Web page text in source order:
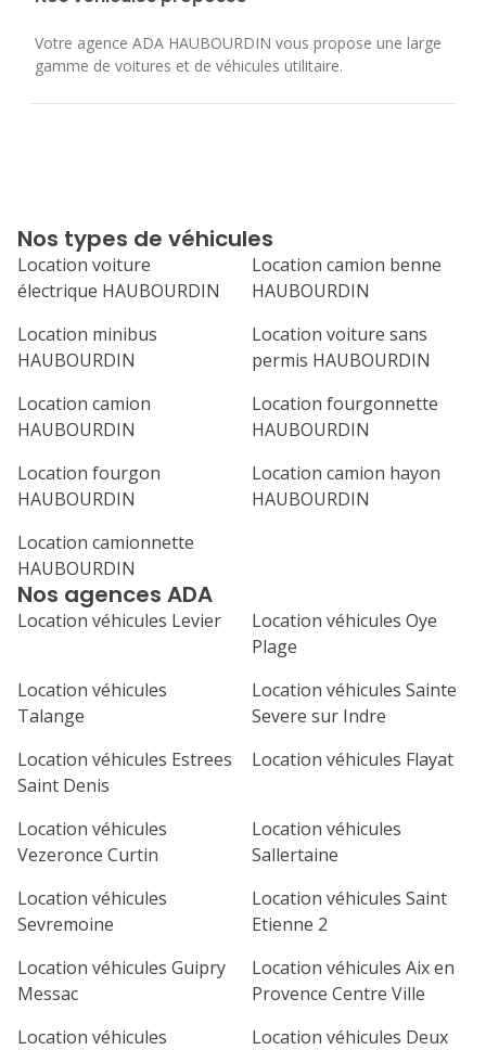
Votre agence ADA HAUBOURDIN vous propose une large
gamme de voitures et de véhicules utilitaire.
Nos agences ADA
Location véhicules Levier
Location véhicules Oye
Plage
Location véhicules
Talange
Location véhicules Sainte
Severe sur Indre
Location véhicules Estrees
Saint Denis
Location véhicules Flayat
Location véhicules
Vezeronce Curtin
Location véhicules
Sallertaine
Location véhicules
Sevremoine
Location véhicules Saint
Etienne 2
Location véhicules Guipry
Messac
Location véhicules Aix en
Provence Centre Ville
Location véhicules
Location véhicules Deux
Nos types de véhicules
Location voiture
électrique HAUBOURDIN
Location camion benne
HAUBOURDIN
Location minibus
HAUBOURDIN
Location voiture sans
permis HAUBOURDIN
Location camion
HAUBOURDIN
Location fourgonnette
HAUBOURDIN
Location fourgon
HAUBOURDIN
Location camion hayon
HAUBOURDIN
Location camionnette
HAUBOURDIN